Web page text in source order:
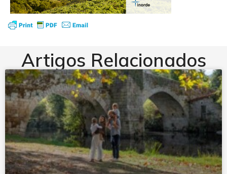
Artigos Relacionados